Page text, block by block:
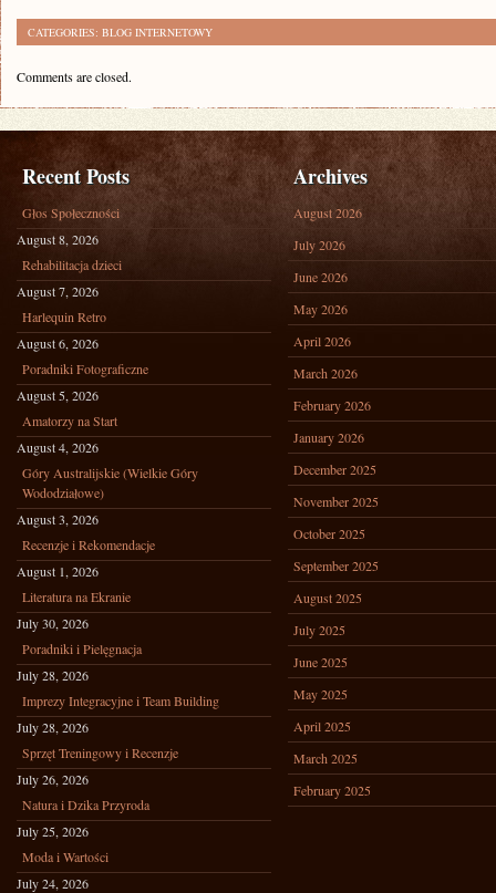
CATEGORIES: BLOG INTERNETOWY
Comments are closed.
Recent Posts
Głos Społeczności
August 8, 2026
Rehabilitacja dzieci
August 7, 2026
Harlequin Retro
August 6, 2026
Poradniki Fotograficzne
August 5, 2026
Amatorzy na Start
August 4, 2026
Góry Australijskie (Wielkie Góry
Wododziałowe)
August 3, 2026
Recenzje i Rekomendacje
August 1, 2026
Literatura na Ekranie
July 30, 2026
Poradniki i Pielęgnacja
July 28, 2026
Imprezy Integracyjne i Team Building
July 28, 2026
Sprzęt Treningowy i Recenzje
July 26, 2026
Natura i Dzika Przyroda
July 25, 2026
Moda i Wartości
July 24, 2026
Archives
August 2026
July 2026
June 2026
May 2026
April 2026
March 2026
February 2026
January 2026
December 2025
November 2025
October 2025
September 2025
August 2025
July 2025
June 2025
May 2025
April 2025
March 2025
February 2025